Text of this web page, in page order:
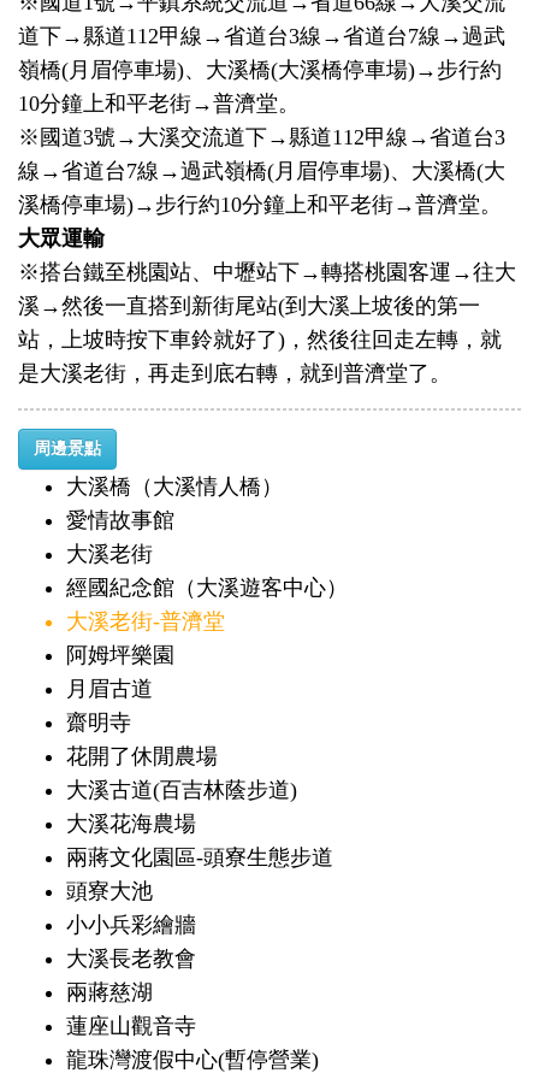
道下→縣道112甲線→省道台3線→省道台7線→過武
嶺橋(月眉停車場)、大溪橋(大溪橋停車場)→步行約
10分鐘上和平老街→普濟堂。
※國道3號→大溪交流道下→縣道112甲線→省道台3
線→省道台7線→過武嶺橋(月眉停車場)、大溪橋(大
溪橋停車場)→步行約10分鐘上和平老街→普濟堂。
大眾運輸
※搭台鐵至桃園站、中壢站下→轉搭桃園客運→往大
溪→然後一直搭到新街尾站(到大溪上坡後的第一
站，上坡時按下車鈴就好了)，然後往回走左轉，就
是大溪老街，再走到底右轉，就到普濟堂了。
周邊景點
大溪橋（大溪情人橋）
愛情故事館
大溪老街
經國紀念館（大溪遊客中心）
大溪老街-普濟堂
阿姆坪樂園
月眉古道
齋明寺
花開了休閒農場
大溪古道(百吉林蔭步道)
大溪花海農場
兩蔣文化園區-頭寮生態步道
頭寮大池
小小兵彩繪牆
大溪長老教會
兩蔣慈湖
蓮座山觀音寺
龍珠灣渡假中心(暫停營業)